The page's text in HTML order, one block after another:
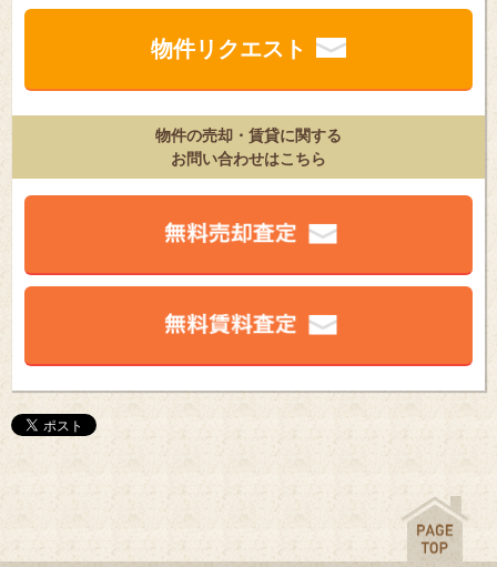
物件リクエスト
物件の売却・賃貸に関する
お問い合わせはこちら